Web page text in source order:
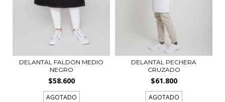
DELANTAL FALDON MEDIO
NEGRO
$58.600
AGOTADO
DELANTAL PECHERA
CRUZADO
$61.800
AGOTADO